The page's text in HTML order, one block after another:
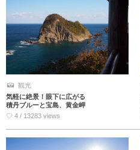
観光
気軽に絶景！眼下に広がる
積丹ブルーと宝島、黄金岬
♡ 4 / 13283 views